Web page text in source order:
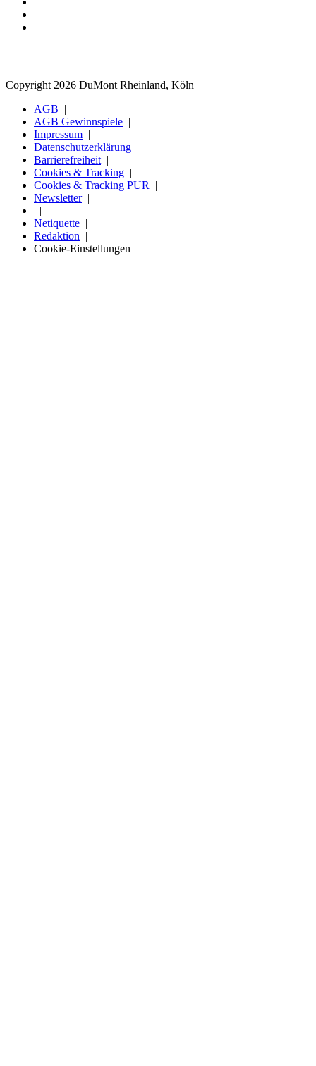
Copyright 2026 DuMont Rheinland, Köln
AGB
AGB Gewinnspiele
Impressum
Datenschutzerklärung
Barrierefreiheit
Cookies & Tracking
Cookies & Tracking PUR
Newsletter
Netiquette
Redaktion
Cookie-Einstellungen